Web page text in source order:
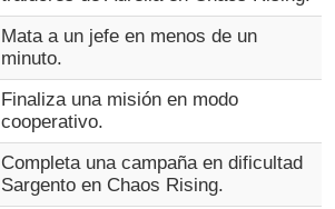
Mata a un jefe en menos de un
minuto.
Finaliza una misión en modo
cooperativo.
Completa una campaña en dificultad
Sargento en Chaos Rising.